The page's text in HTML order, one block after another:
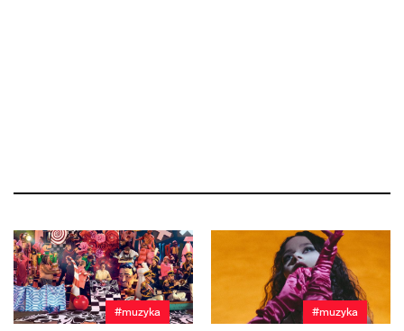
#muzyka #muzyka